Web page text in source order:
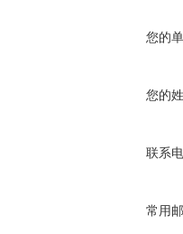
您的
您的
联系
常用